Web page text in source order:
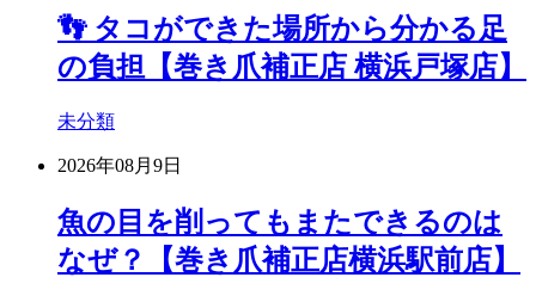
👣 タコができた場所から分かる足
の負担【巻き爪補正店 横浜戸塚店】
未分類
2026年08月9日
魚の目を削ってもまたできるのは
なぜ？【巻き爪補正店横浜駅前店】